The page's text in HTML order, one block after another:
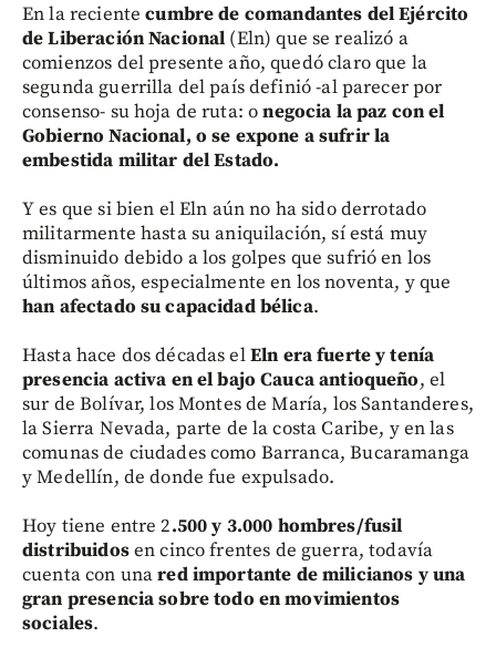
En la recientecumbre de comandantes del Ejército
de Liberación Nacional (Eln) que se realizó a
comienzos del presente año, quedó claro que la
segunda guerrilla del país definió -al parecer por
consenso- su hoja de ruta: onegocia la paz con el
Gobierno Nacional, o se expone a sufrir la
embestida militar del Estado.
Y es que si bien el Eln aún no ha sido derrotado
militarmente hasta su aniquilación, sí está muy
disminuido debido a los golpes que sufrió en los
últimos años, especialmente en los noventa, y que
han afectado su capacidad bélica.
Hasta hace dos décadas elEln era fuerte y tenía
presencia activa en el bajo Cauca antioqueño, el
sur de Bolívar, los Montes de María, los Santanderes,
la Sierra Nevada, parte de la costa Caribe, y en las
comunas de ciudades como Barranca, Bucaramanga
y Medellín, de donde fue expulsado.
Hoy tiene entre 2.500 y 3.000 hombres/fusil
distribuidosen cinco frentes de guerra, todavía
cuenta con unared importante de milicianos y una
gran presencia sobre todo en movimientos
sociales.